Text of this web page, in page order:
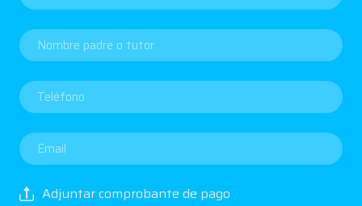
Adjuntar comprobante de pago